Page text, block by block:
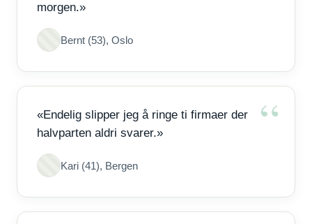
morgen.»
Bernt (53), Oslo
«Endelig slipper jeg å ringe ti firmaer der
halvparten aldri svarer.»
Kari (41), Bergen